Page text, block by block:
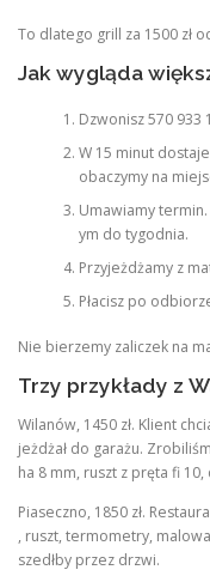
To dlatego grill za 1500 zł
Jak wygląda
Dzwonisz 570 933
W 15 minut
obaczymy na
Umawiamy
ym do tygodnia.
Przyjeżdżamy z
Płacisz po
Nie bierzemy zaliczek na
Trzy przykłady z
Wilanów, 1450 zł. Klient
jeżdżał do garażu.
ha 8 mm, ruszt z pręta fi
Piaseczno, 1850 zł.
, ruszt, termometry,
szedłby przez drzwi.